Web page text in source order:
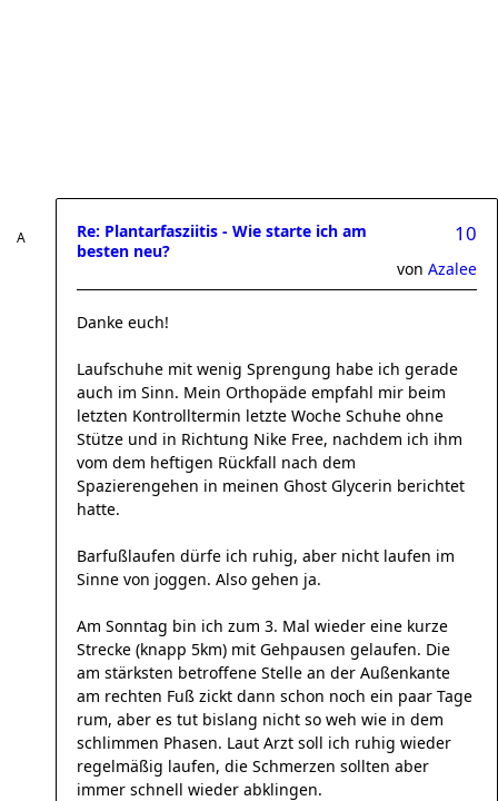
Re: Plantarfasziitis - Wie starte ich am
besten neu?
10
von Azalee
Danke euch!
Laufschuhe mit wenig Sprengung habe ich gerade
auch im Sinn. Mein Orthopäde empfahl mir beim
letzten Kontrolltermin letzte Woche Schuhe ohne
Stütze und in Richtung Nike Free, nachdem ich ihm
vom dem heftigen Rückfall nach dem
Spazierengehen in meinen Ghost Glycerin berichtet
hatte.
Barfußlaufen dürfe ich ruhig, aber nicht laufen im
Sinne von joggen. Also gehen ja.
Am Sonntag bin ich zum 3. Mal wieder eine kurze
Strecke (knapp 5km) mit Gehpausen gelaufen. Die
am stärksten betroffene Stelle an der Außenkante
am rechten Fuß zickt dann schon noch ein paar Tage
rum, aber es tut bislang nicht so weh wie in dem
schlimmen Phasen. Laut Arzt soll ich ruhig wieder
regelmäßig laufen, die Schmerzen sollten aber
immer schnell wieder abklingen.